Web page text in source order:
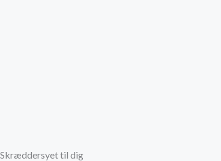
Skræddersyet til dig